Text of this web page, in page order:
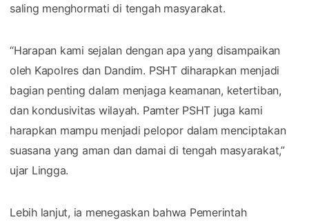
saling menghormati di tengah masyarakat.
“Harapan kami sejalan dengan apa yang disampaikan
oleh Kapolres dan Dandim. PSHT diharapkan menjadi
bagian penting dalam menjaga keamanan, ketertiban,
dan kondusivitas wilayah. Pamter PSHT juga kami
harapkan mampu menjadi pelopor dalam menciptakan
suasana yang aman dan damai di tengah masyarakat,”
ujar Lingga.
Lebih lanjut, ia menegaskan bahwa Pemerintah